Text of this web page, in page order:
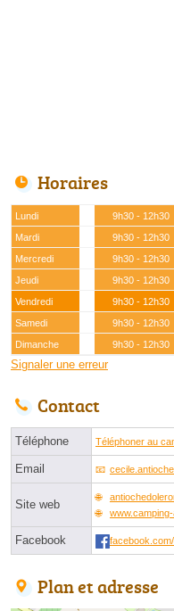
Horaires
Lundi 9h30 - 12h30
Mardi
9h30 - 12h30
Mercredi
9h30 - 12h30
Jeudi
9h30 - 12h30
Vendredi
9h30 - 12h30
Samedi
9h30 - 12h30
Dimanche
9h30 - 12h30
Signaler une erreur
Contact
Téléphone Téléphoner au
Email
Site web
Facebook
Plan et adresse